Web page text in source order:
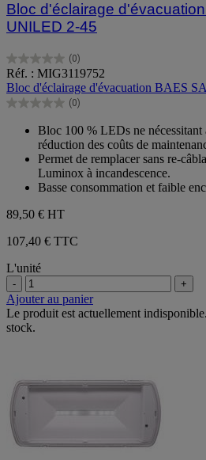
Bloc d'éclairage
UNILED 2-45
(0)
0.0
sur
5
étoiles.
Réf. : MIG3119752
Bloc d'éclairage d'évacuation BAES
(0)
0.0
étoiles.
Bloc 100 % LEDs ne nécessitant
réduction des coûts de
Permet de remplacer sans re-
Luminox à incandescence.
Basse consommation et faible
89,50 € HT
107,40 € TTC
L'unité
- +
Ajouter au panier
Le produit est actuellement
stock.